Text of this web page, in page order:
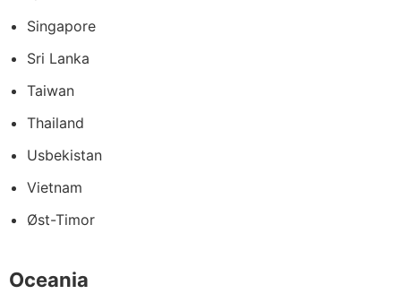
Singapore
Sri Lanka
Taiwan
Thailand
Usbekistan
Vietnam
Øst-Timor
Oceania